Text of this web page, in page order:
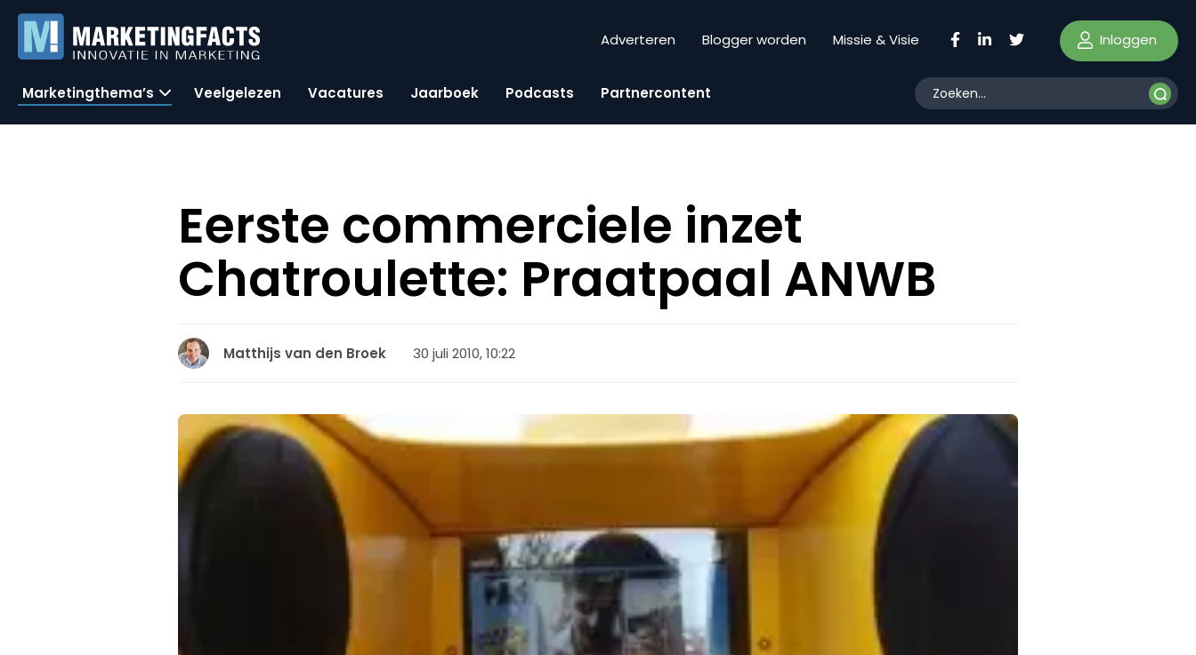
Adverteren Blogger worden Missie & Visie Inloggen
Marketingthema’s Veelgelezen Vacatures Jaarboek Podcasts Partnercontent
Eerste commerciele inzet
Chatroulette: Praatpaal ANWB
Matthijs van den Broek 30 juli 2010, 10:22